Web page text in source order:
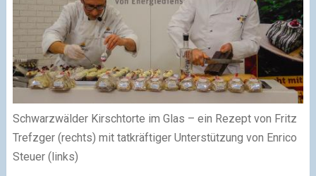
Schwarzwälder Kirschtorte im Glas – ein Rezept von Fritz
Trefzger (rechts) mit tatkräftiger Unterstützung von Enrico
Steuer (links)